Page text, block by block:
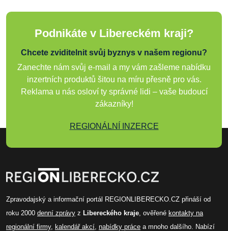
Podnikáte v Libereckém kraji?
Chcete zviditelnit svůj byznys v našem regionu?
Zanechte nám svůj e-mail a my vám zašleme nabídku
inzertních produktů šitou na míru přesně pro vás.
Reklama u nás osloví ty správné lidi – vaše budoucí
zákazníky!
REGIONÁLNÍ INZERCE
Zpravodajský a informační portál REGIONLIBERECKO.CZ přináší od
roku 2000 denní zprávy z Libereckého kraje, ověřené kontakty na
regionální firmy, kalendář akcí, nabídky práce a mnoho dalšího. Nabízí